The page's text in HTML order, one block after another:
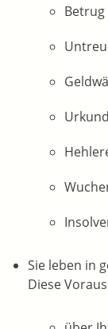
Betrug
Sie leben in
Diese